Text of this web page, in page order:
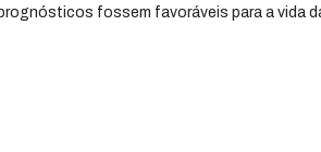
fossem favoráveis para a vida